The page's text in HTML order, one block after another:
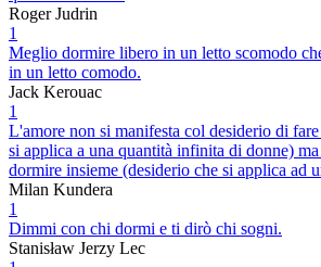
Roger Judrin
1
Meglio dormire libero in un letto scomodo
in un letto comodo.
Jack Kerouac
1
L'amore non si manifesta col desiderio di
si applica a una quantità infinita di donne)
dormire insieme (desiderio che si applica ad
Milan Kundera
1
Dimmi con chi dormi e ti dirò chi sogni.
Stanisław Jerzy Lec